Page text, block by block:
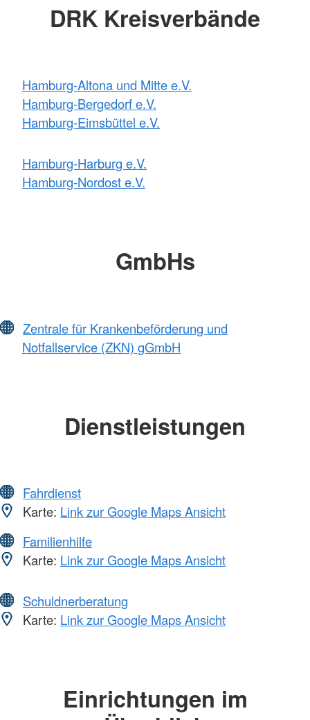
DRK Kreisverbände
Hamburg-Altona und Mitte e.V.
Hamburg-Bergedorf e.V.
Hamburg-Eimsbüttel e.V.
Hamburg-Harburg e.V.
Hamburg-Nordost e.V.
GmbHs
Zentrale für Krankenbeförderung und
Notfallservice (ZKN) gGmbH
Dienstleistungen
Fahrdienst
Karte: Link zur Google Maps Ansicht
Familienhilfe
Karte: Link zur Google Maps Ansicht
Schuldnerberatung
Karte: Link zur Google Maps Ansicht
Einrichtungen im